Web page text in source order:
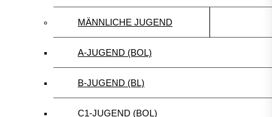
MÄNNLICHE JUGEND
A-JUGEND (BOL)
B-JUGEND (BL)
C1-JUGEND (BOL)